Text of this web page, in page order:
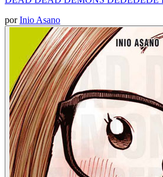
porInio Asano